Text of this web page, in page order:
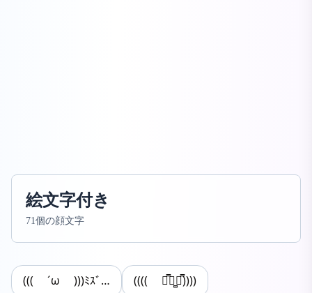
絵文字付き
71個の顔文字
((( ´ω )))ﾐｽﾞ… (((( ⚭̿ゝ̻⚭̿))))